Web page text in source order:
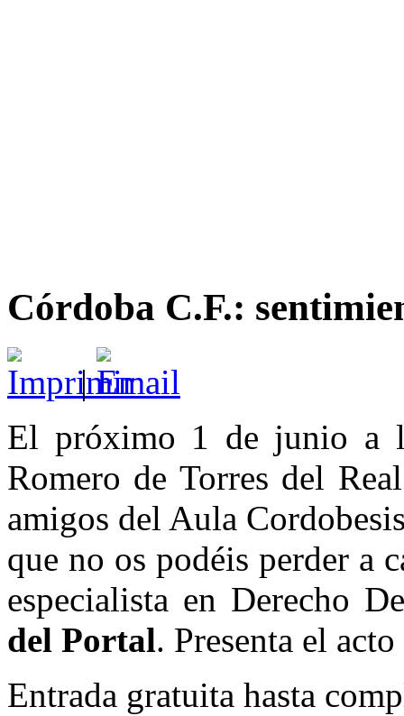
Córdoba C.F.:
|
El próximo 1 de junio a
Romero de Torres del
amigos del Aula
que no os podéis perder a
especialista en Derecho
del Portal. Presenta el
Entrada gratuita hasta